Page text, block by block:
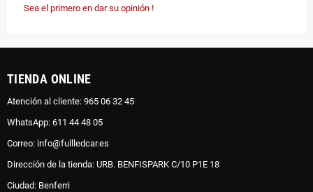
Sea el primero en dar su opinión !
TIENDA ONLINE
Atención al cliente: 965 06 32 45
WhatsApp: 611 44 48 05
Correo: info@fullledcar.es
Dirección de la tienda: URB. BENFISPARK C/10 P1E 18
Ciudad: Benferri